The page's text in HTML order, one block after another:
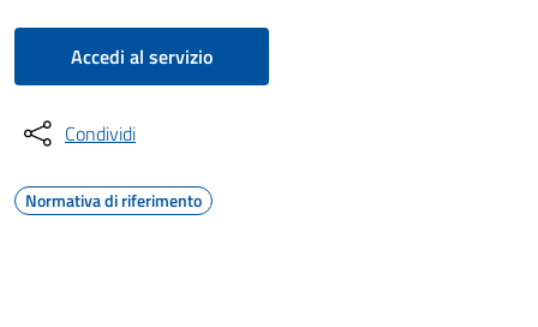
Accedi al servizio
Condividi
Normativa di riferimento